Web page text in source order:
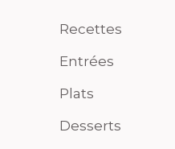
Recettes
Entrées
Plats
Desserts